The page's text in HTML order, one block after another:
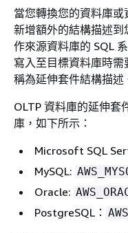
當您轉換您的資料庫或
新增額外的結構描述
作來源資料庫的 SQL
寫入至目標資料庫時
稱為延伸套件結構描述
OLTP 資料庫的延伸套
庫，如下所示：
Microsoft SQL
MySQL:
Oracle:
PostgreSQL：